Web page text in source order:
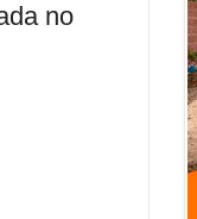
no